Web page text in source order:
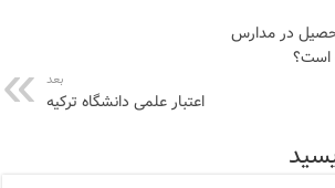
در مدارس
است؟
بعد
اعتبار علمی‌‌ دانشگاه ترکیه